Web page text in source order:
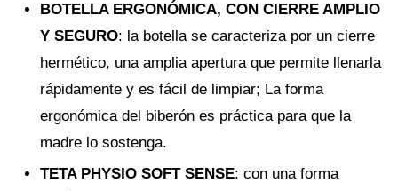
BOTELLA ERGONÓMICA, CON CIERRE AMPLIO
Y SEGURO: la botella se caracteriza por un cierre
hermético, una amplia apertura que permite llenarla
rápidamente y es fácil de limpiar; La forma
ergonómica del biberón es práctica para que la
madre lo sostenga.
TETA PHYSIO SOFT SENSE: con una forma